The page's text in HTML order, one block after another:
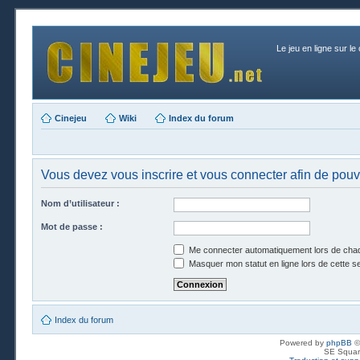
Le jeu en ligne sur le
Cinejeu Wiki Index du forum
Vous devez vous inscrire et vous connecter afin de
Nom d’utilisateur :
Mot de passe :
Me connecter automatiquement lors de
Masquer mon statut en ligne lors de cette
Index du forum
Powered by phpBB
SE